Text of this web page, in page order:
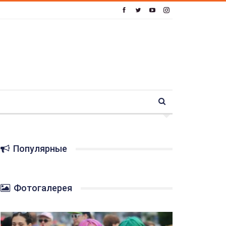
Популярные
Фотогалерея